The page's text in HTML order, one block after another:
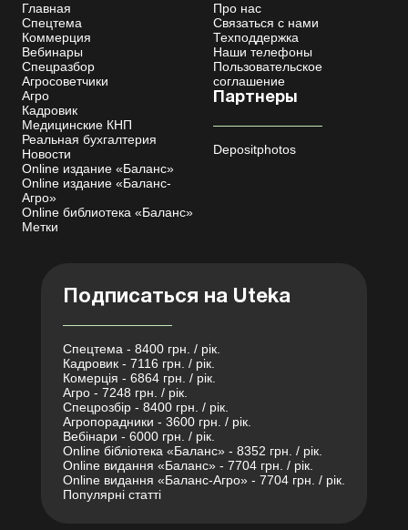
Главная
Спецтема
Коммерция
Вебинары
Спецразбор
Агросоветчики
Агро
Кадровик
Медицинские КНП
Реальная бухгалтерия
Новости
Online издание «Баланс»
Online издание «Баланс-
Агро»
Online библиотека «Баланс»
Метки
Про нас
Связаться с нами
Техподдержка
Наши телефоны
Пользовательское
соглашение
Партнеры
Depositphotos
Подписаться на Uteka
Спецтема - 8400 грн. / рік.
Кадровик - 7116 грн. / рік.
Комерція - 6864 грн. / рік.
Агро - 7248 грн. / рік.
Спецрозбір - 8400 грн. / рік.
Агропорадники - 3600 грн. / рік.
Вебінари - 6000 грн. / рік.
Online бібліотека «Баланс» - 8352 грн. / рік.
Online видання «Баланс» - 7704 грн. / рік.
Online видання «Баланс-Агро» - 7704 грн. / рік.
Популярні статті